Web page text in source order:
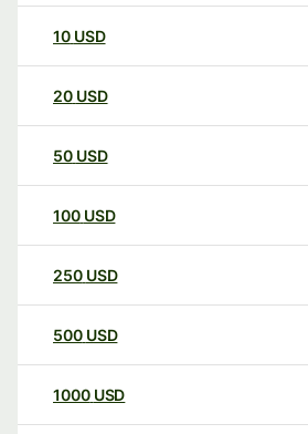
10 USD
20 USD
50 USD
100 USD
250 USD
500 USD
1000 USD